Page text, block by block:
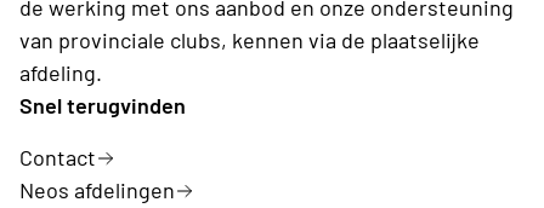
de werking met ons aanbod en onze ondersteuning
van provinciale clubs, kennen via de plaatselijke
afdeling.
Snel terugvinden
Contact
Neos afdelingen